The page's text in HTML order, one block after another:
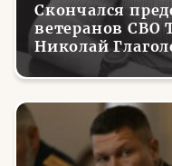
Скончался
ветеранов СВО
Николай